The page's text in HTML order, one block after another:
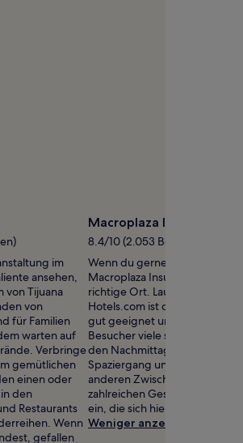
im
ansehen,
von Tijuana
von
für Familien
warten auf
Verbringe
gemütlichen
einen oder
den
Restaurants
Wenn
gefallen
Macroplaza Insurgentes
8.4/10 (2.053 Bewertungen)
Wenn du gerne shoppen
Macroplaza Insurgentes in
richtige Ort. Laut den
Hotels.com ist die Gegend für
gut geeignet und außerdem
Besucher viele schöne
den Nachmittag mit einem
Spaziergang und plane den
anderen Zwischenstopp in
zahlreichen Geschäften und
ein, die sich hier
Weniger anzeigen